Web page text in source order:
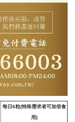
每日6粒(特殊需求者可加倍食
用)